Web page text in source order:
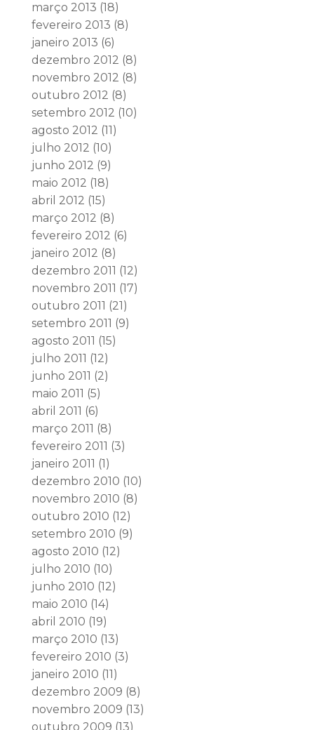
março 2013 (18)
fevereiro 2013 (8)
janeiro 2013 (6)
dezembro 2012 (8)
novembro 2012 (8)
outubro 2012 (8)
setembro 2012 (10)
agosto 2012 (11)
julho 2012 (10)
junho 2012 (9)
maio 2012 (18)
abril 2012 (15)
março 2012 (8)
fevereiro 2012 (6)
janeiro 2012 (8)
dezembro 2011 (12)
novembro 2011 (17)
outubro 2011 (21)
setembro 2011 (9)
agosto 2011 (15)
julho 2011 (12)
junho 2011 (2)
maio 2011 (5)
abril 2011 (6)
março 2011 (8)
fevereiro 2011 (3)
janeiro 2011 (1)
dezembro 2010 (10)
novembro 2010 (8)
outubro 2010 (12)
setembro 2010 (9)
agosto 2010 (12)
julho 2010 (10)
junho 2010 (12)
maio 2010 (14)
abril 2010 (19)
março 2010 (13)
fevereiro 2010 (3)
janeiro 2010 (11)
dezembro 2009 (8)
novembro 2009 (13)
outubro 2009 (13)